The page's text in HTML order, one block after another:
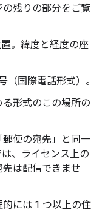
残りの部分をご覧
。緯度と経度の座
（国際電話形式）。
る形式のこの場所の
便の宛先」と同一
、ライセンス上の
は配信できませ
には 1 つ以上の住